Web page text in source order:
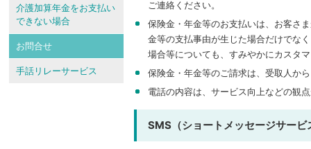
ご連絡ください。
保険金・年金等のお支払いは、お客さ
金等の支払事由が生じた場合だけでな
場合等についても、すみやかにカスタ
保険金・年金等のご請求は、受取人か
電話の内容は、サービス向上などの観
SMS（ショートメッセージサー
介護加算年金をお支払い
できない場合
お問合せ
手話リレーサービス